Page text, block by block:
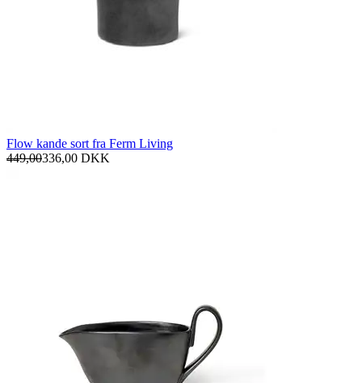
Flow kande sort fra Ferm Living
449,00336,00 DKK